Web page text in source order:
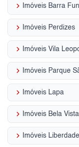
keyboard_arrow_right Imóveis Barra
keyboard_arrow_right Imóveis Perdizes
keyboard_arrow_right Imóveis Vila
keyboard_arrow_right Imóveis Parque
keyboard_arrow_right Imóveis Lapa
keyboard_arrow_right Imóveis Bela Vista
keyboard_arrow_right Imóveis Liberdade